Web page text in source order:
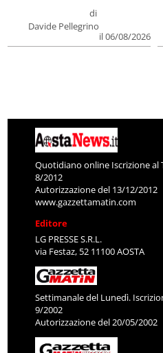
di
Davide Pellegrino
il 06/08/2026
Quotidiano online Iscrizione al
8/2012
Autorizzazione del 13/12/2012
www.gazzettamatin.com
Editore
LG PRESSE S.R.L.
via Festaz, 52 11100 AOSTA
Settimanale del Lunedì.
9/2002
Autorizzazione del 20/05/2002